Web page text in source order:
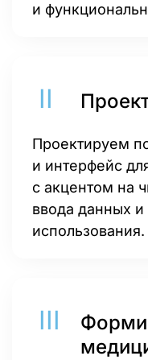
и
Проектируем
и интерфейс
с акцентом на
ввода данных
использования.